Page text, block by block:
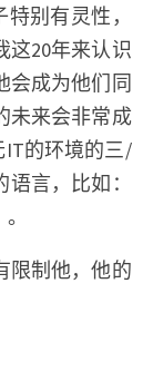
别有灵性，
这20年来认识
会成为他们同
未来会非常成
IT的环境的三/
言，比如：
限制他，他的